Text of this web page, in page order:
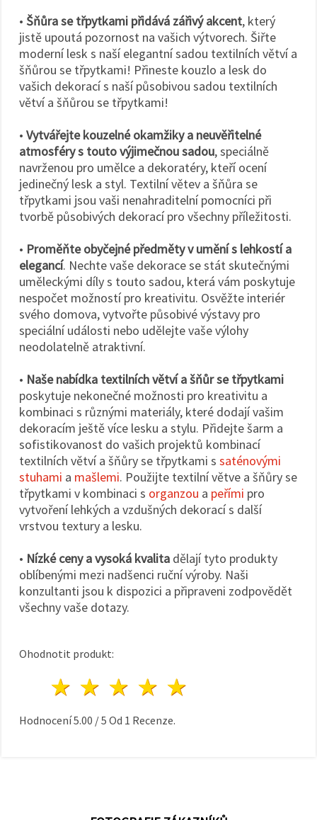
• Šňůra se třpytkami přidává zářivý akcent, který
jistě upoutá pozornost na vašich výtvorech. Šiřte
moderní lesk s naší elegantní sadou textilních větví a
šňůrou se třpytkami! Přineste kouzlo a lesk do
vašich dekorací s naší působivou sadou textilních
větví a šňůrou se třpytkami!
• Vytvářejte kouzelné okamžiky a neuvěřitelné
atmosféry s touto výjimečnou sadou, speciálně
navrženou pro umělce a dekoratéry, kteří ocení
jedinečný lesk a styl. Textilní větev a šňůra se
třpytkami jsou vaši nenahraditelní pomocníci při
tvorbě působivých dekorací pro všechny příležitosti.
• Proměňte obyčejné předměty v umění s lehkostí a
elegancí. Nechte vaše dekorace se stát skutečnými
uměleckými díly s touto sadou, která vám poskytuje
nespočet možností pro kreativitu. Osvěžte interiér
svého domova, vytvořte působivé výstavy pro
speciální události nebo udělejte vaše výlohy
neodolatelně atraktivní.
• Naše nabídka textilních větví a šňůr se třpytkami
poskytuje nekonečné možnosti pro kreativitu a
kombinaci s různými materiály, které dodají vašim
dekoracím ještě více lesku a stylu. Přidejte šarm a
sofistikovanost do vašich projektů kombinací
textilních větví a šňůry se třpytkami s saténovými
stuhami a mašlemi. Použijte textilní větve a šňůry se
třpytkami v kombinaci s organzou a peřími pro
vytvoření lehkých a vzdušných dekorací s další
vrstvou textury a lesku.
• Nízké ceny a vysoká kvalita dělají tyto produkty
oblíbenými mezi nadšenci ruční výroby. Naši
konzultanti jsou k dispozici a připraveni zodpovědět
všechny vaše dotazy.
Ohodnotit produkt:
4 hvězdy
3 hvězdy
2 hvězdy
1 hvězda
Hodnocení5.00 /5 Od 1 Recenze.